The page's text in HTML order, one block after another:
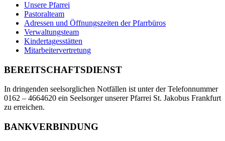
Unsere Pfarrei
Pastoralteam
Adressen und Öffnungszeiten der Pfarrbüros
Verwaltungsteam
Kindertagesstätten
Mitarbeitervertretung
BEREITSCHAFTSDIENST
In dringenden seelsorglichen Notfällen ist unter der Telefonnummer
0162 – 4664620 ein Seelsorger unserer Pfarrei St. Jakobus Frankfurt
zu erreichen.
BANKVERBINDUNG